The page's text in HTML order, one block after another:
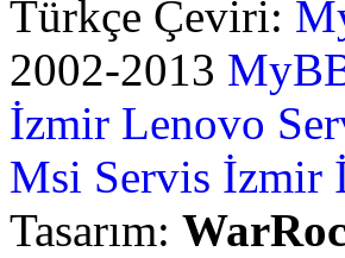
Türkçe Çeviri:
2002-2013
İzmir Lenovo
Msi Servis İzmir
Tasarım: